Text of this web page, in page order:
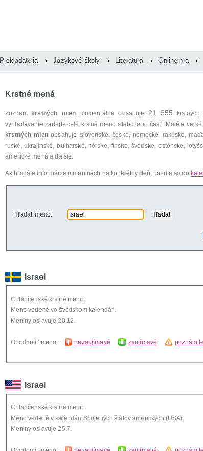
Prekladatelia Jazykové školy Literatúra Online hra
Krstné mená
Zoznam krstných mienmomentálne obsahuje 21 655
vyhľadávanie zadajte celé krstné meno alebo jeho časť. Malé a
krstných mien obsahuje slovenské, české, nemecké, rakúske,
ruské, ukrajinské, bulharské, nórske, fínske, švédske, estónske,
americké mená a ďalšie.
Ak hľadáte informácie o meninách na konkrétny deň, pozrite sa do
Hľadať meno:
Israel
Chlapčenské krstné meno.
Meno vedené vo švédskom kalendári.
Meniny oslavuje 20.12.
Ohodnotiť meno: nezaujímavé zaujímavé poznám
Israel
Chlapčenské krstné meno.
Meno vedené v kalendári Spojených štátov amerických (USA).
Meniny oslavuje 25.7.